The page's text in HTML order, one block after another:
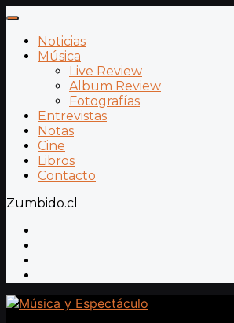
Noticias
Música
Live Review
Album Review
Fotografías
Entrevistas
Notas
Cine
Libros
Contacto
Zumbido.cl